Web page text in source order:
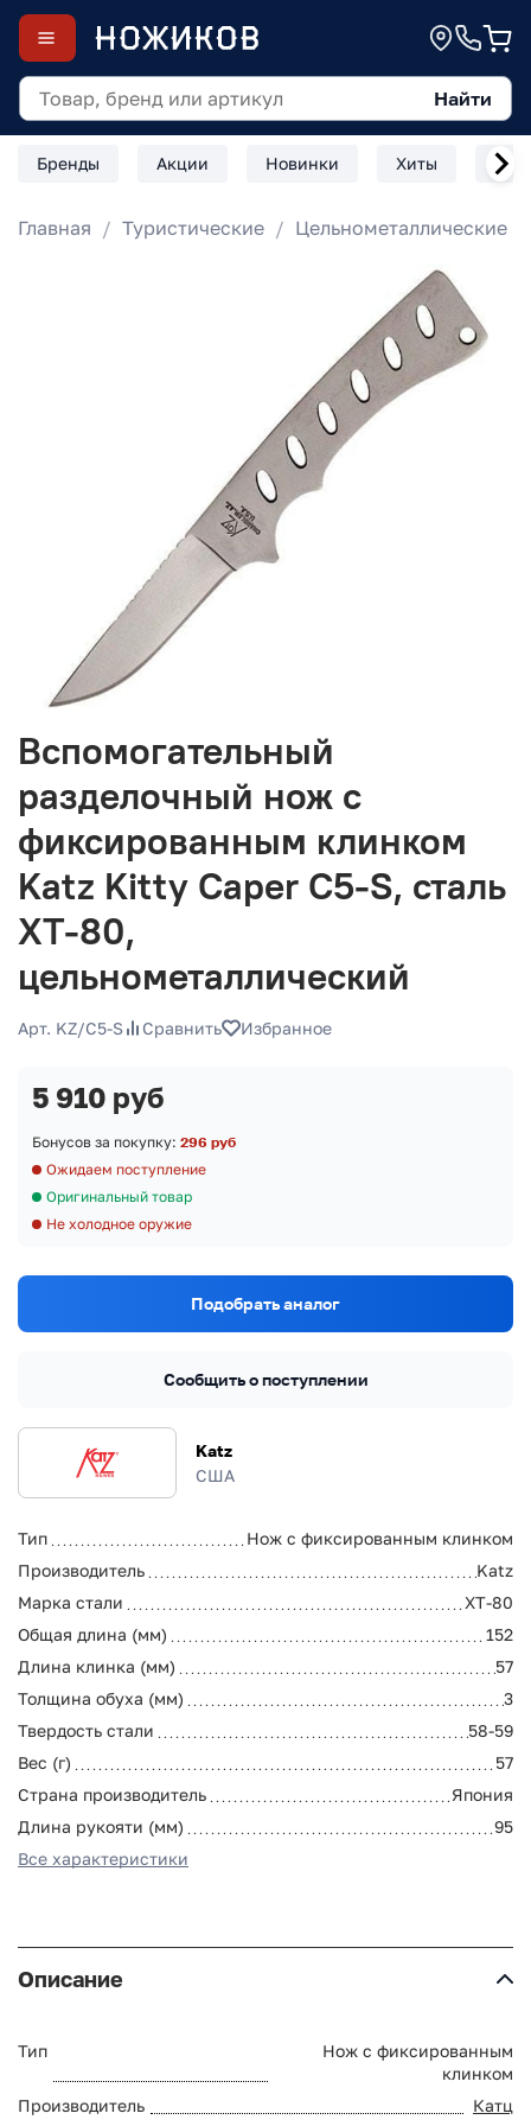
Найти
Бренды Акции Новинки Хиты
Главная Туристические Цельнометаллические
Вспомогательный
разделочный нож с
фиксированным клинком
Katz Kitty Caper C5-S, сталь
XT-80,
цельнометаллический
Арт. KZ/C5-S Сравнить Избранное
Katz
США
Тип
Нож с фиксированным клинком
Производитель
Katz
Марка стали
XT-80
Общая длина (мм)
152
Длина клинка (мм)
57
Толщина обуха (мм)
3
Твердость стали
58-59
Вес (г)
57
Страна производитель
Япония
Длина рукояти (мм)
95
Все характеристики
5 910 руб
Бонусов за покупку: 296 руб
Ожидаем поступление
Оригинальный товар
Не холодное оружие
Подобрать аналог
Сообщить о поступлении
Описание
Тип
Нож с фиксированным
клинком
Производитель
Катц